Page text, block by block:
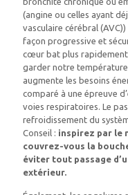
(angine ou celles ayant
vasculaire cérébral
façon progressive et
cœur bat plus
garder notre
augmente les besoins
comparé à une épreuve
voies respiratoires. Le
refroidissement du
Conseil : inspirez par le
couvrez-vous la
éviter tout passage
extérieur.